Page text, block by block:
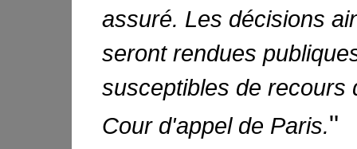
assuré. Les décisions
seront rendues
susceptibles de recours
Cour d'appel de Paris."